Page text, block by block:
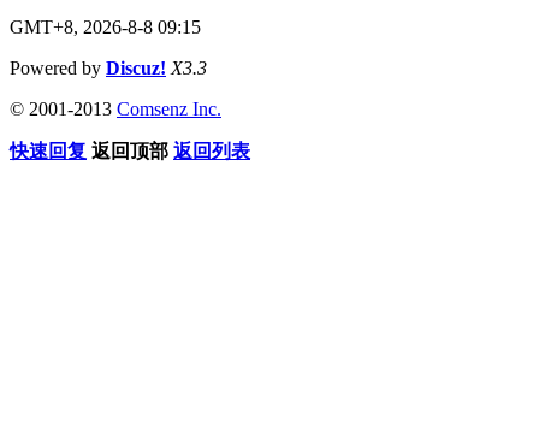
GMT+8, 2026-8-8 09:15
Powered by Discuz! X3.3
© 2001-2013 Comsenz Inc.
快速回复 返回顶部 返回列表